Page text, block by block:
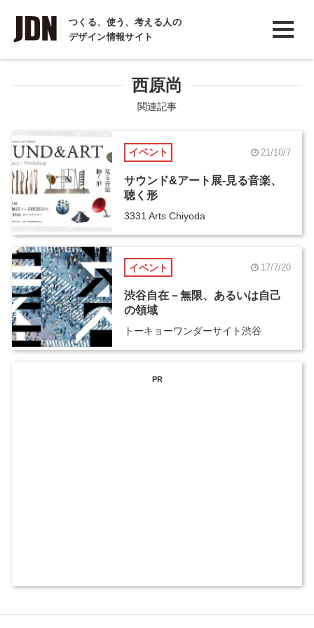
つくる、使う、考える人の
デザイン情報サイト
INTERVIEW
インタビュー
COLUMN
コラム
西原尚
関連記事
イベント 21/10/7
サウンド&アート展-見る音楽、
聴く形
3331 Arts Chiyoda
イベント 17/7/20
渋谷自在－無限、あるいは自己
の領域
トーキョーワンダーサイト渋谷
PR